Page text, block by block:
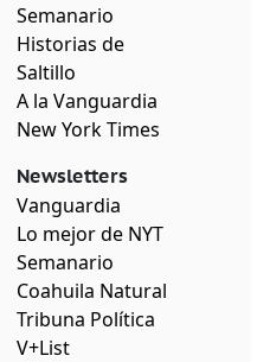
Semanario
Historias de
Saltillo
A la Vanguardia
New York Times
Newsletters
Vanguardia
Lo mejor de NYT
Semanario
Coahuila Natural
Tribuna Política
V+List